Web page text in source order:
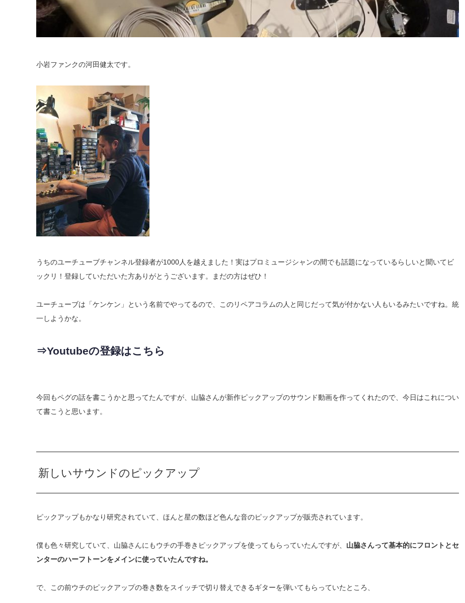
小岩ファンクの河田健太です。
うちのユーチューブチャンネル登録者が1000人を越えました！実はプロミュージシャンの間でも話題になっているらしいと聞いてビ
ックリ！登録していただいた方ありがとうございます。まだの方はぜひ！
ユーチューブは「ケンケン」という名前でやってるので、このリペアコラムの人と同じだって気が付かない人もいるみたいですね。統
一しようかな。
⇒Youtubeの登録はこちら
今回もペグの話を書こうかと思ってたんですが、山脇さんが新作ピックアップのサウンド動画を作ってくれたので、今日はこれについ
て書こうと思います。
新しいサウンドのピックアップ
ピックアップもかなり研究されていて、ほんと星の数ほど色んな音のピックアップが販売されています。
僕も色々研究していて、山脇さんにもウチの手巻きピックアップを使ってもらっていたんですが、 山脇さんって基本的にフロントとセ
ンターのハーフトーンをメインに使っていたんですね。
で、この前ウチのピックアップの巻き数をスイッチで切り替えできるギターを弾いてもらっていたところ、